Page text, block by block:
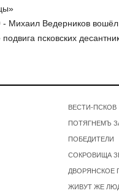
Михаил Ведерников вошёл
псковских
ВЕСТИ-ПСКОВ
ПОТЯГНЕМЪ
ПОБЕДИТЕЛИ
СОКРОВИЩА
ДВОРЯНСКОЕ
ЖИВУТ ЖЕ